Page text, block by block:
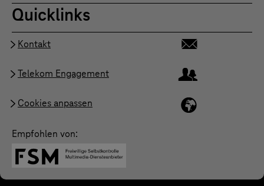
Quicklinks
Kontakt
Telekom Engagement
Cookies anpassen
Empfohlen von: